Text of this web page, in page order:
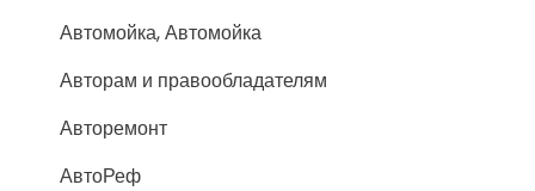
Автомойка, Автомойка
Авторам и правообладателям
Авторемонт
АвтоРеф